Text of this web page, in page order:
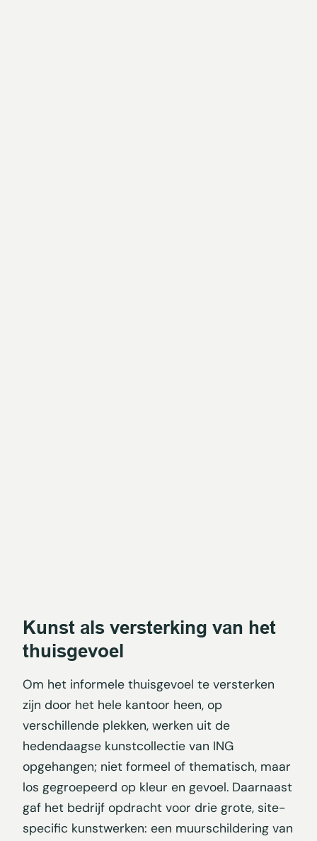
Kunst als versterking van het
thuisgevoel
Om het informele thuisgevoel te versterken
zijn door het hele kantoor heen, op
verschillende plekken, werken uit de
hedendaagse kunstcollectie van ING
opgehangen; niet formeel of thematisch, maar
los gegroepeerd op kleur en gevoel. Daarnaast
gaf het bedrijf opdracht voor drie grote, site-
specific kunstwerken: een muurschildering van